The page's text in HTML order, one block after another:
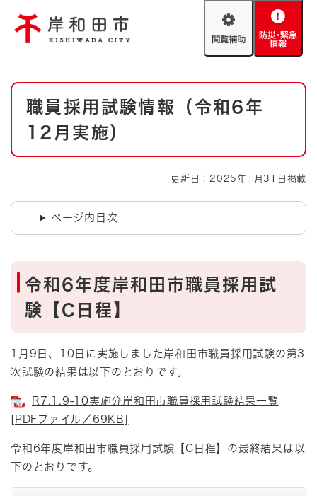
閲
助
防
緊
情
やさしい日本語
防災・緊急情報 救急・消防
ハザードマップ
本
職員採用試験情報（令和6年
12月実施）
更新日：2025年1月31日掲載
ページ内目次
令和6年度岸和田市職員採用試
験【C日程】
1月9日、10日に実施しました岸和田市職員採用試験の第3
次試験の結果は以下のとおりです。
R7.1.9-10実施分岸和田市職員採用試験結果一覧
[PDFファイル／69KB]
令和6年度岸和田市職員採用試験【C日程】の最終結果は以
下のとおりです。